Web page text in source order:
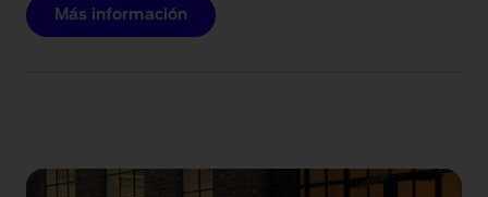
Más información